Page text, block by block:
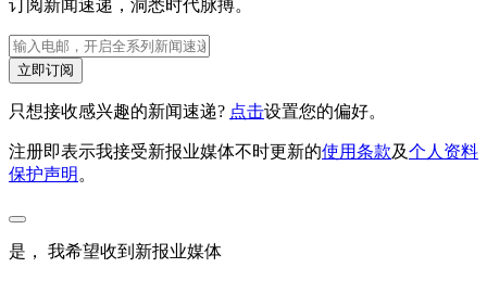
订阅新闻速递，洞悉时代脉搏。
立即订阅
只想接收感兴趣的新闻速递? 点击设置您的偏好。
注册即表示我接受新报业媒体不时更新的使用条款及个人资料
保护声明。
是， 我希望收到新报业媒体